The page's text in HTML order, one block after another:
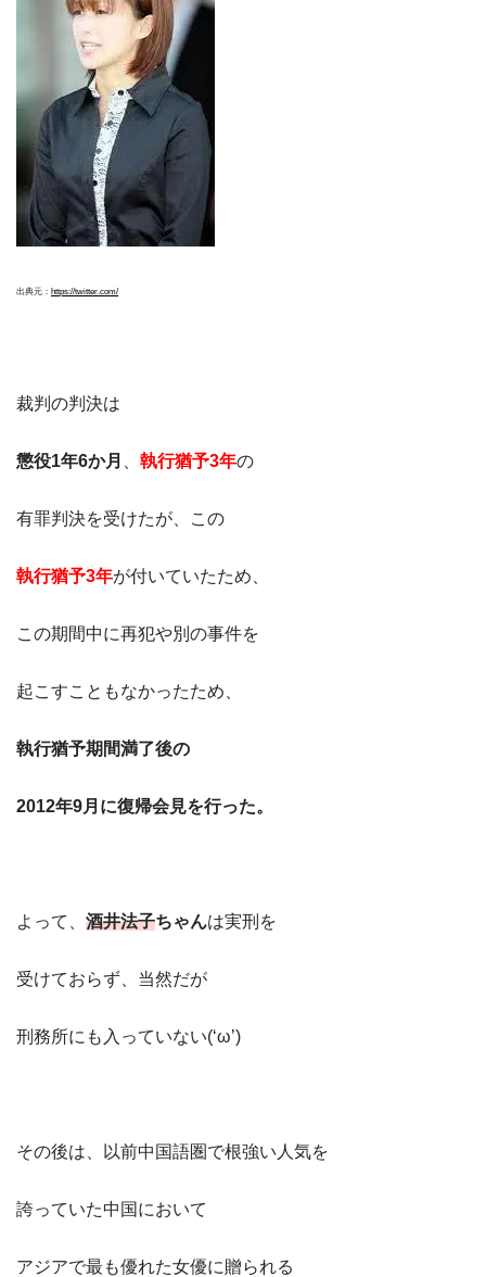
出典元： https://twitter.com/
裁判の判決は
懲役1年6か月 執行猶予3年の
有罪判決を受けたが、この
執行猶予3年が付いていたため、
この期間中に再犯や別の事件を
起こすこともなかったため、
執行猶予期間満了後の
2012年9月に復帰会見を行った。
よって、 酒井法子ちゃんは実刑を
受けておらず、当然だが
刑務所にも入っていない(‘ω’)
その後は、以前中国語圏で根強い人気を
誇っていた中国において
アジアで最も優れた女優に贈られる